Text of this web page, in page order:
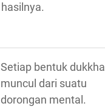
hasilnya.
Setiap bentuk dukkha
muncul dari suatu
dorongan mental.